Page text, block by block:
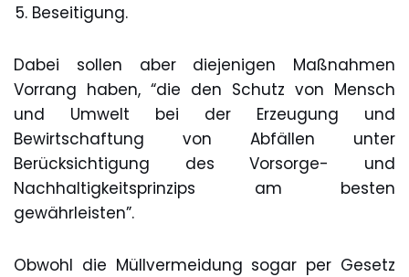
Beseitigung.
Dabei sollen aber diejenigen Maßnahmen
Vorrang haben, “die den Schutz von Mensch
und Umwelt bei der Erzeugung und
Bewirtschaftung von Abfällen unter
Berücksichtigung des Vorsorge- und
Nachhaltigkeitsprinzips am besten
gewährleisten”.
Obwohl die Müllvermeidung sogar per Gesetz